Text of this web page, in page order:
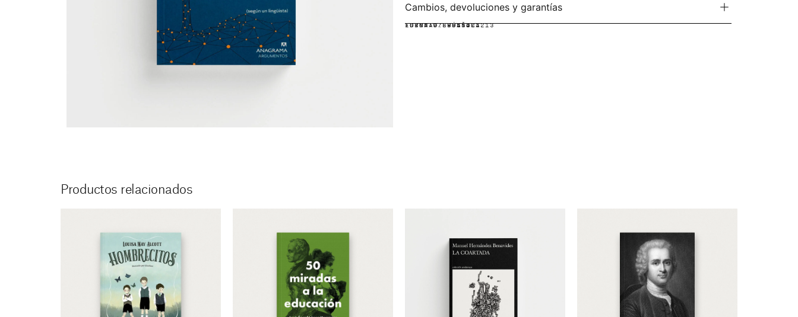
Cambios, devoluciones y garantías
IDIOMA:ESPAÑOL
FORMATO:RÚSTICA
ISBN: 9789585423213
Productos relacionados